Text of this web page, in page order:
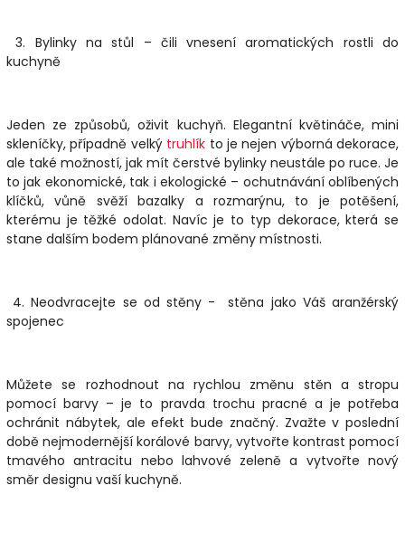
3. Bylinky na stůl – čili vnesení aromatických rostli do
kuchyně
Jeden ze způsobů, oživit kuchyň. Elegantní květináče, mini
skleníčky, případně velký truhlík to je nejen výborná dekorace,
ale také možností, jak mít čerstvé bylinky neustále po ruce. Je
to jak ekonomické, tak i ekologické – ochutnávání oblíbených
klíčků, vůně svěží bazalky a rozmarýnu, to je potěšení,
kterému je těžké odolat. Navíc je to typ dekorace, která se
stane dalším bodem plánované změny místnosti.
4.Neodvracejte se od stěny - stěna jako Váš aranžérský
spojenec
Můžete se rozhodnout na rychlou změnu stěn a stropu
pomocí barvy – je to pravda trochu pracné a je potřeba
ochránit nábytek, ale efekt bude značný. Zvažte v poslední
době nejmodernější korálové barvy, vytvořte kontrast pomocí
tmavého antracitu nebo lahvové zeleně a vytvořte nový
směr designu vaší kuchyně.